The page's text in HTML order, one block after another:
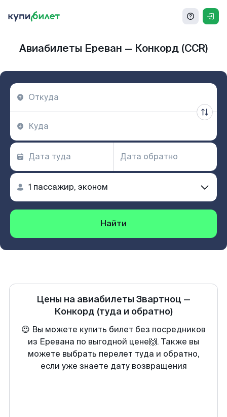
Авиабилеты Ереван — Конкорд (CCR)
Найти
Цены на авиабилеты Звартноц —
Конкорд (туда и обратно)
😍 Вы можете купить билет без посредников
из Еревана по выгодной цене🙌. Также вы
можете выбрать перелет туда и обратно,
если уже знаете дату возвращения